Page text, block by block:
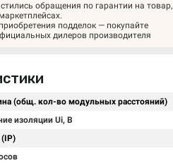
обращения по гарантии на товар,
подделок — покупайте
дилеров производителя
(общ. кол-во модульных расстояний)
изоляции Ui, В